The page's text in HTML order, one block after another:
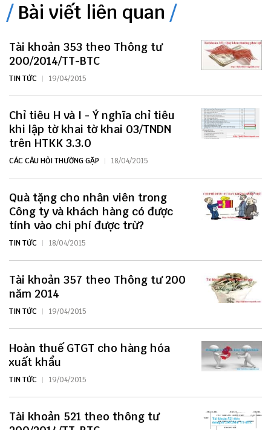
Bài viết liên quan
Tài khoản 353 theo Thông tư
200/2014/TT-BTC
TIN TỨC 19/04/2015
Chỉ tiêu H và I - Ý nghĩa chỉ tiêu
khi lập tờ khai tờ khai 03/TNDN
trên HTKK 3.3.0
CÁC CÂU HỎI THƯỜNG GẶP 18/04/2015
Quà tặng cho nhân viên trong
Công ty và khách hàng có được
tính vào chi phí được trừ?
TIN TỨC 18/04/2015
Tài khoản 357 theo Thông tư 200
năm 2014
TIN TỨC 19/04/2015
Hoàn thuế GTGT cho hàng hóa
xuất khẩu
TIN TỨC 19/04/2015
Tài khoản 521 theo thông tư